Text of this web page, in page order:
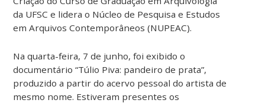
da UFSC e lidera o Núcleo de Pesquisa e Estudos
em Arquivos Contemporâneos (NUPEAC).
Na quarta-feira, 7 de junho, foi exibido o
documentário “Túlio Piva: pandeiro de prata”,
produzido a partir do acervo pessoal do artista de
mesmo nome. Estiveram presentes os